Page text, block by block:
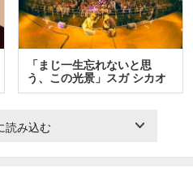
「まじ一生忘れないと思
う、この光景」スガ シカオ
と…
読み込む